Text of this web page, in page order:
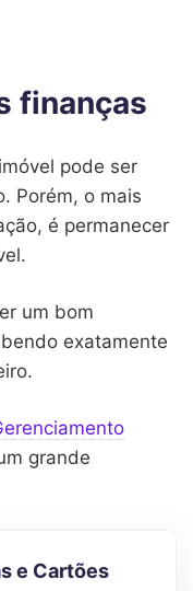
finanças
pode ser
Porém, o mais
é permanecer
um bom
exatamente
grande
e Cartões